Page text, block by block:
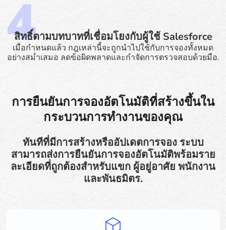
สิทธิ์ตามบทบาทที่เชื่อมโยงกับผู้ใช้ Salesforce
เมื่อกำหนดแล้ว กฎเหล่านี้จะถูกนำไปใช้กับการจองทั้งหมด
อย่างสม่ำเสมอ ลดข้อผิดพลาดและกำจัดการตรวจสอบด้วยมือ.
การยืนยันการจองอัตโนมัติที่สร้างขึ้นใน
กระบวนการทำงานของคุณ
ทันทีที่มีการสร้างหรืออัปเดตการจอง ระบบ
สามารถส่งการยืนยันการจองอัตโนมัติพร้อมราย
ละเอียดที่ถูกต้องสำหรับแขก ผู้อยู่อาศัย พนักงาน
และพันธมิตร.